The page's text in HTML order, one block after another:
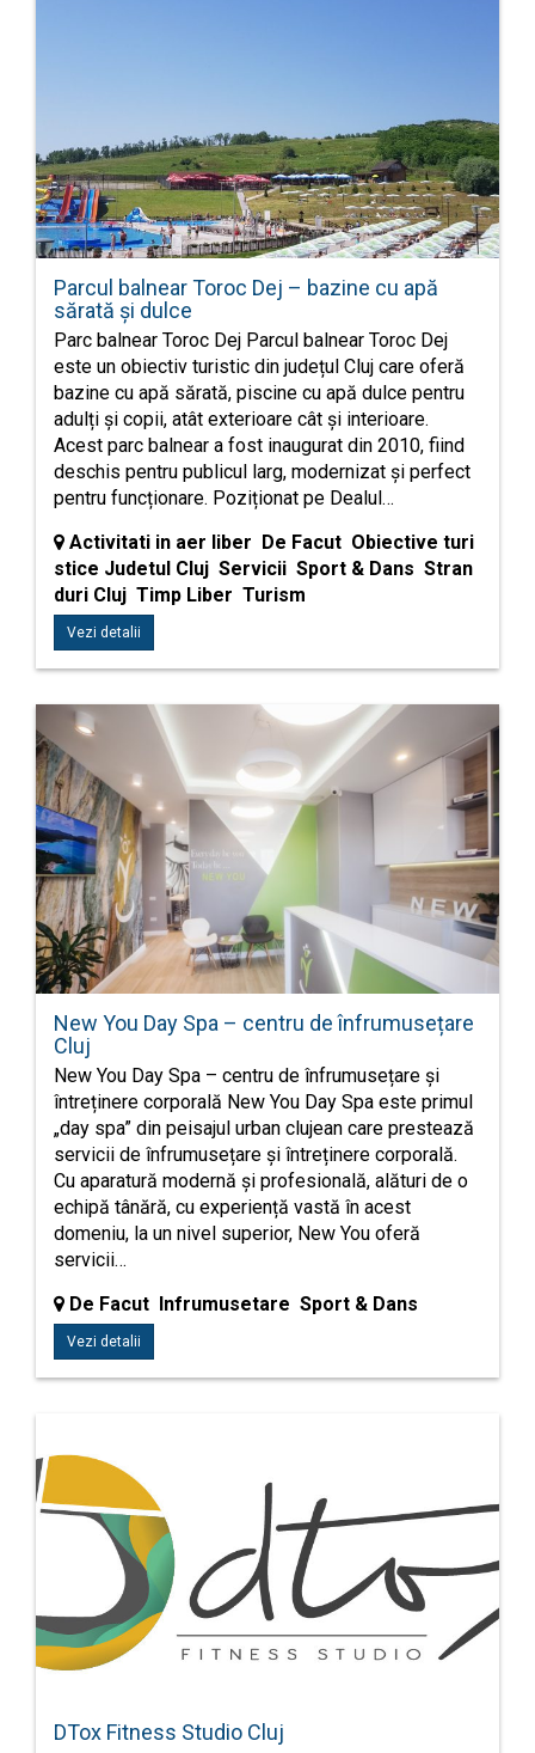
Parcul balnear Toroc Dej – bazine cu apă
sărată și dulce
Parc balnear Toroc Dej Parcul balnear Toroc Dej
este un obiectiv turistic din județul Cluj care oferă
bazine cu apă sărată, piscine cu apă dulce pentru
adulți și copii, atât exterioare cât și interioare.
Acest parc balnear a fost inaugurat din 2010, fiind
deschis pentru publicul larg, modernizat și perfect
pentru funcționare. Poziționat pe Dealul…
Activitati in aer liber De Facut Obiective turi
stice Judetul Cluj Servicii Sport & Dans Stran
duri Cluj Timp Liber Turism
Vezi detalii
New You Day Spa – centru de înfrumusețare
Cluj
New You Day Spa – centru de înfrumusețare și
întreținere corporală New You Day Spa este primul
„day spa” din peisajul urban clujean care prestează
servicii de înfrumusețare și întreținere corporală.
Cu aparatură modernă și profesională, alături de o
echipă tânără, cu experiență vastă în acest
domeniu, la un nivel superior, New You oferă
servicii…
De Facut Infrumusetare Sport & Dans
Vezi detalii
DTox Fitness Studio Cluj